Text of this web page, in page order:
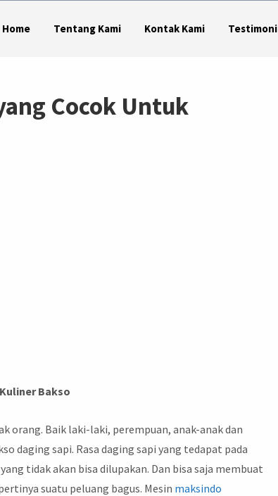
Home Tentang Kami Kontak Kami Testimoni
Cocok Untuk
Bakso
orang. Baik laki-laki, perempuan, anak-anak dan
daging sapi. Rasa daging sapi yang tedapat pada
tidak akan bisa dilupakan. Dan bisa saja membuat
suatu peluang bagus. Mesin maksindo